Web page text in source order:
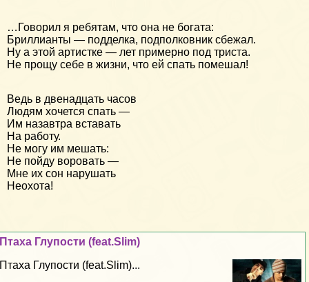
…Говорил я ребятам, что она не богата:
Бриллианты — подделка, подполковник сбежал.
Ну а этой артистке — лет примерно под триста.
Не прощу себе в жизни, что ей спать помешал!
Ведь в двенадцать часов
Людям хочется спать —
Им назавтра вставать
На работу.
Не могу им мешать:
Не пойду воровать —
Мне их сон нарушать
Неохота!
Птаха Глупости (feat.Slim)
Птаха Глупости (feat.Slim)...